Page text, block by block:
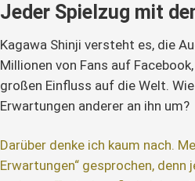
Jeder Spielzug mit
Kagawa Shinji versteht es, die
Millionen von Fans auf
großen Einfluss auf die Welt.
Erwartungen anderer an ihn um?
Darüber denke ich kaum nach.
Erwartungen“ gesprochen,